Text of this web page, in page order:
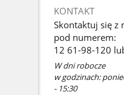
KONTAKT
Skontaktuj się z
pod numerem:
12 61-98-120
W dni robocze
w godzinach:
- 15:30